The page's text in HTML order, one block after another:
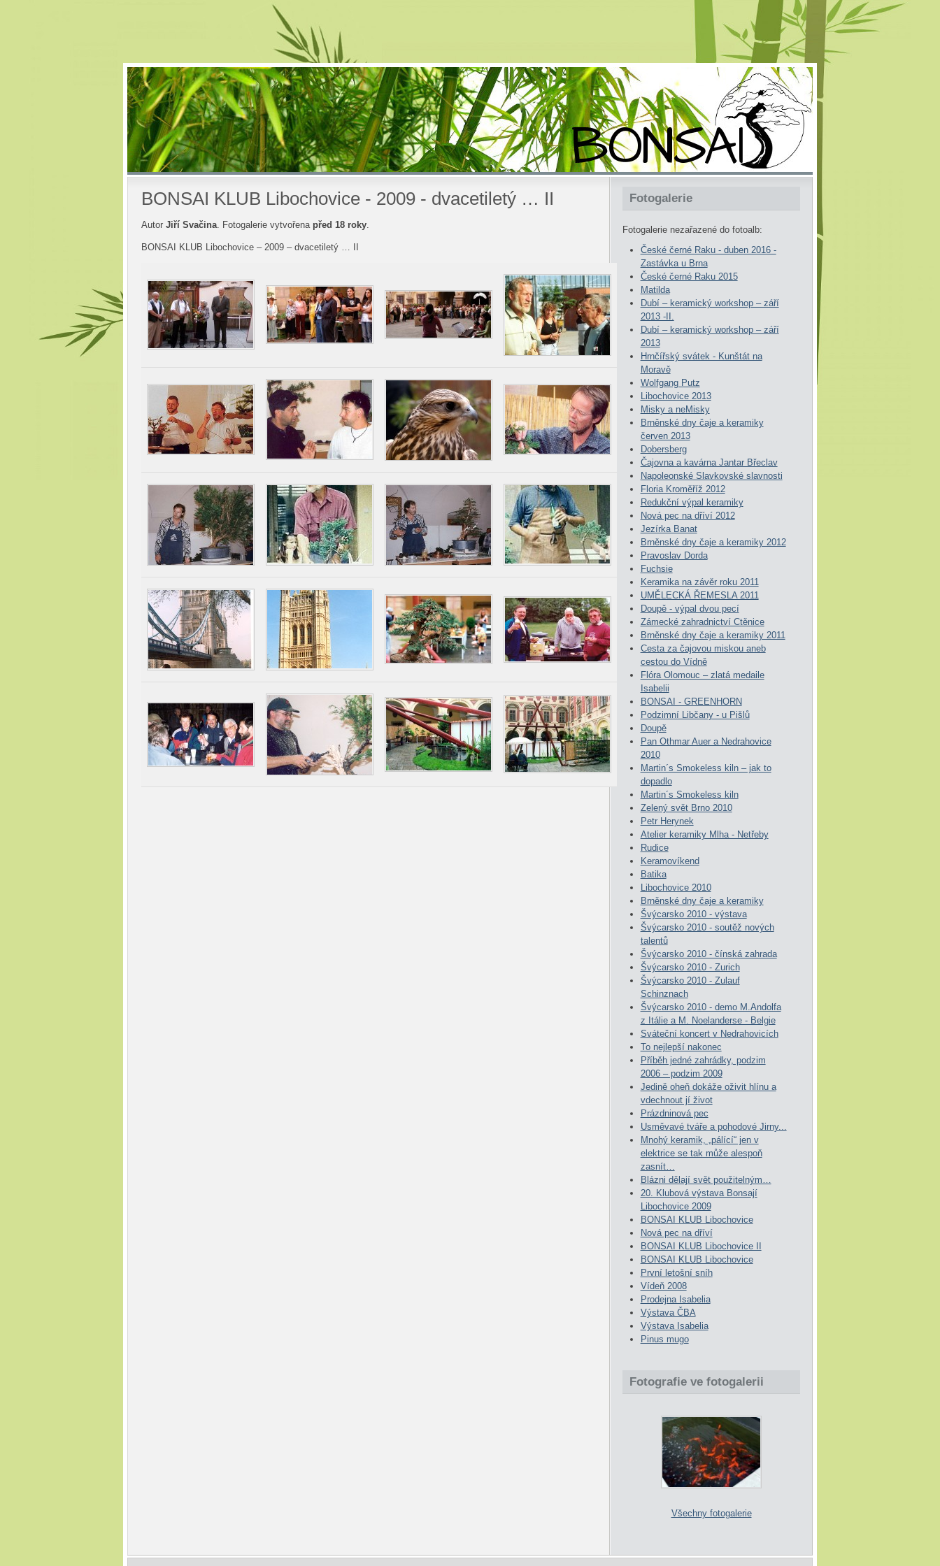
BONSAI KLUB Libochovice - 2009 - dvacetiletý … II
Autor Jiří Svačina. Fotogalerie vytvořena před 18 roky.
BONSAI KLUB Libochovice – 2009 – dvacetiletý … II
Fotogalerie
Fotogalerie nezařazené do fotoalb:
České černé Raku - duben 2016 -
Zastávka u Brna
České černé Raku 2015
Matilda
Dubí – keramický workshop – září
2013 -II.
Dubí – keramický workshop – září
2013
Hrnčířský svátek - Kunštát na
Moravě
Wolfgang Putz
Libochovice 2013
Misky a neMisky
Brněnské dny čaje a keramiky
červen 2013
Dobersberg
Čajovna a kavárna Jantar Břeclav
Napoleonské Slavkovské slavnosti
Floria Kroměříž 2012
Redukční výpal keramiky
Nová pec na dříví 2012
Jezírka Banat
Brněnské dny čaje a keramiky 2012
Pravoslav Dorda
Fuchsie
Keramika na závěr roku 2011
UMĚLECKÁ ŘEMESLA 2011
Doupě - výpal dvou pecí
Zámecké zahradnictví Ctěnice
Brněnské dny čaje a keramiky 2011
Cesta za čajovou miskou aneb
cestou do Vídně
Flóra Olomouc – zlatá medaile
Isabelii
BONSAI - GREENHORN
Podzimní Libčany - u Pišlů
Doupě
Pan Othmar Auer a Nedrahovice
2010
Martin´s Smokeless kiln – jak to
dopadlo
Martin´s Smokeless kiln
Zelený svět Brno 2010
Petr Herynek
Atelier keramiky Mlha - Netřeby
Rudice
Keramovíkend
Batika
Libochovice 2010
Brněnské dny čaje a keramiky
Švýcarsko 2010 - výstava
Švýcarsko 2010 - soutěž nových
talentů
Švýcarsko 2010 - čínská zahrada
Švýcarsko 2010 - Zurich
Švýcarsko 2010 - Zulauf
Schinznach
Švýcarsko 2010 - demo M.Andolfa
z Itálie a M. Noelanderse - Belgie
Sváteční koncert v Nedrahovicích
To nejlepší nakonec
Příběh jedné zahrádky, podzim
2006 – podzim 2009
Jedině oheň dokáže oživit hlínu a
vdechnout jí život
Prázdninová pec
Usměvavé tváře a pohodové Jirny...
Mnohý keramik, „pálící“ jen v
elektrice se tak může alespoň
zasnít…
Blázni dělají svět použitelným…
20. Klubová výstava Bonsají
Libochovice 2009
BONSAI KLUB Libochovice
Nová pec na dříví
BONSAI KLUB Libochovice II
BONSAI KLUB Libochovice
První letošní sníh
Vídeň 2008
Prodejna Isabelia
Výstava ČBA
Výstava Isabelia
Pinus mugo
Fotografie ve fotogalerii
Všechny fotogalerie